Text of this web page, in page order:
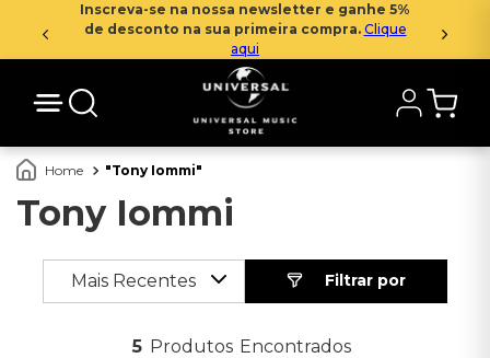
Inscreva-se na nossa newsletter e ganhe 5%
de desconto na sua primeira compra. Clique
aqui
Tony Iommi
Tony Iommi
Mais Recentes
5 Produtos